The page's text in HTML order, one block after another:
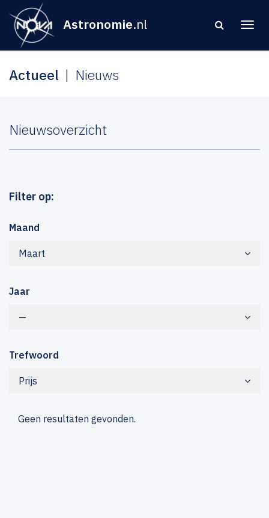
Astronomie.nl
Actueel Nieuws
Nieuwsoverzicht
Filter op:
Maand
Maart
Jaar
—
Trefwoord
Prijs
Geen resultaten gevonden.